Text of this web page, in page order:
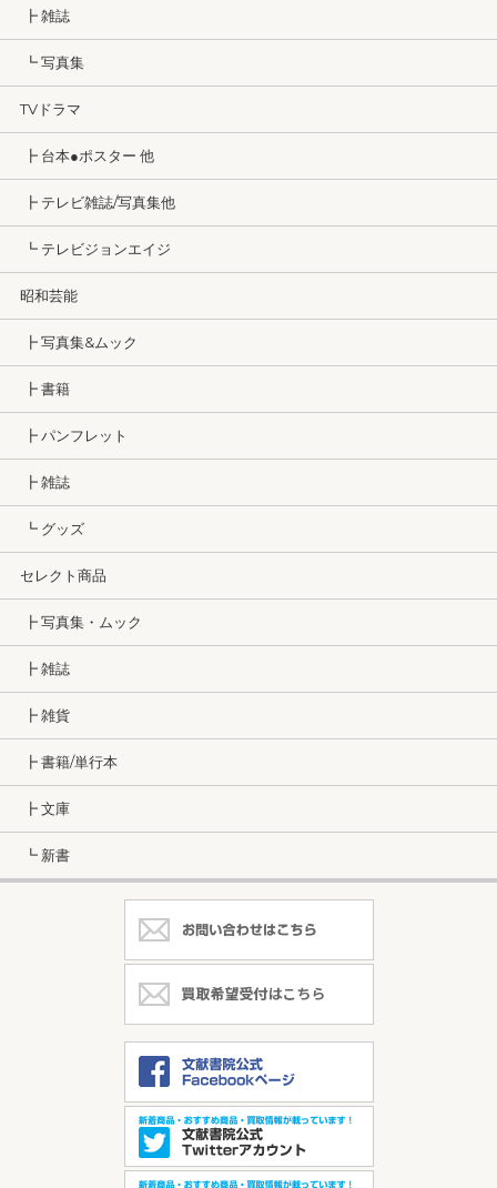
┣ 雑誌
┗ 写真集
TVドラマ
┣ 台本●ポスター 他
┣ テレビ雑誌/写真集他
┗ テレビジョンエイジ
昭和芸能
┣ 写真集&ムック
┣ 書籍
┣ パンフレット
┣ 雑誌
┗ グッズ
セレクト商品
┣ 写真集・ムック
┣ 雑誌
┣ 雑貨
┣ 書籍/単行本
┣ 文庫
┗ 新書